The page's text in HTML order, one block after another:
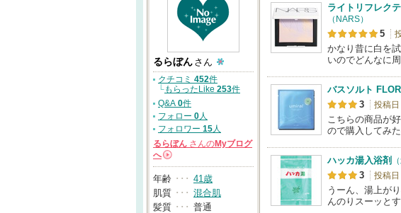
るらぼん さん
クチコミ 452件
└もらったLike 253件
Q&A 0件
フォロー 0人
フォロワー 15人
るらぼん さんのMyブログ
へ
→
年齢 ･･･ 41歳
肌質 ･･･ 混合肌
髪質 ･･･ 普通
ライトリフレク
（NARS）
5
かなり昔に白を
いのでどんなに
バスソルト
3 投稿
こちらの商品が
ので購入してみ
ハッカ湯入浴剤
3 投稿
うーん、湯上が
んのりスーッと